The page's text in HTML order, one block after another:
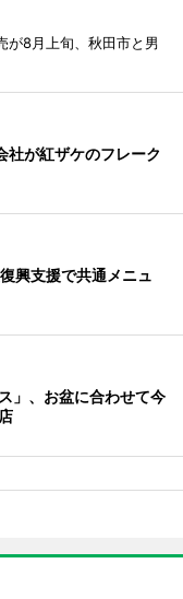
が8月上旬、秋田市と男
が紅ザケのフレーク
興支援で共通メニュ
」、お盆に合わせて今